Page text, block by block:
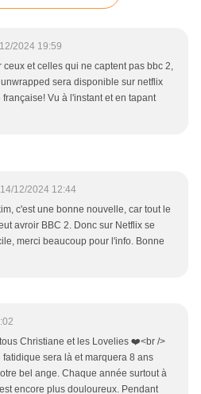
2024 19:59
ceux et celles qui ne captent pas bbc 2,
sera disponible sur netflix
Vu à l'instant et en tapant
14/12/2024 12:44
c'est une bonne nouvelle, car tout le
avroir BBC 2. Donc sur Netflix se
merci beaucoup pour l'info. Bonne
Christiane et les Lovelies ❤️<br />
fatidique sera là et marquera 8 ans
bel ange. Chaque année surtout à
encore plus douloureux. Pendant